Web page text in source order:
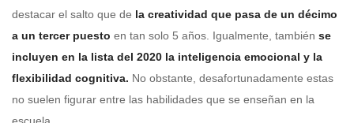
destacar el salto que de la creatividad que pasa de un décimo
a un tercer puesto en tan solo 5 años. Igualmente, también se
incluyen en la lista del 2020 la inteligencia emocional y la
flexibilidad cognitiva. No obstante, desafortunadamente estas
no suelen figurar entre las habilidades que se enseñan en la
escuela.